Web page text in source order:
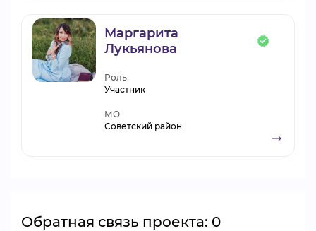
Маргарита
Лукьянова
Роль
Участник
МО
Советский район
Обратная связь проекта: 0